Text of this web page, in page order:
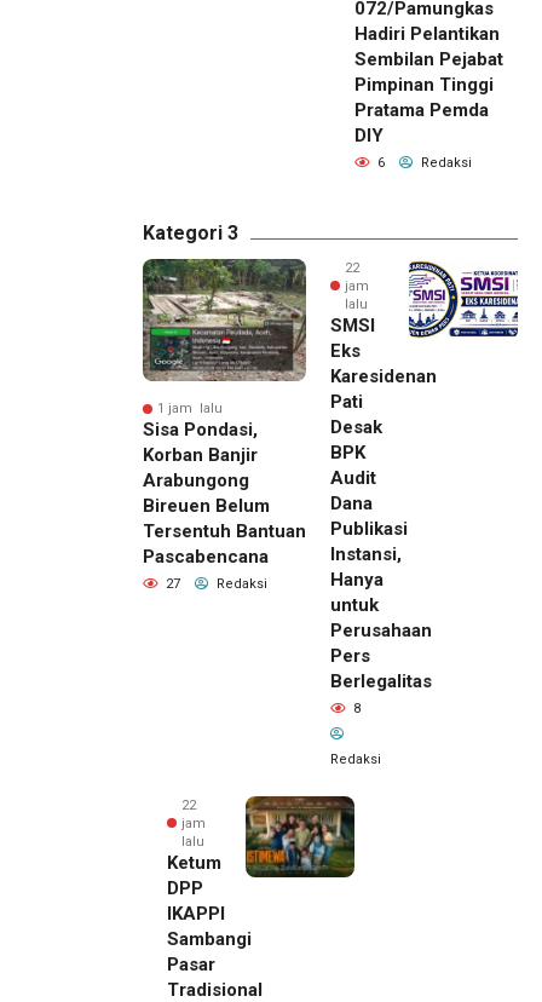
072/Pamungkas
Hadiri Pelantikan
Sembilan Pejabat
Pimpinan Tinggi
Pratama Pemda
DIY
6 Redaksi
Kategori 3
1 jam lalu
Sisa Pondasi,
Korban Banjir
Arabungong
Bireuen Belum
Tersentuh Bantuan
Pascabencana
27 Redaksi
22
jam
lalu
SMSI
Eks
Karesidenan
Pati
Desak
BPK
Audit
Dana
Publikasi
Instansi,
Hanya
untuk
Perusahaan
Pers
Berlegalitas
8
Redaksi
22
jam
lalu
Ketum
DPP
IKAPPI
Sambangi
Pasar
Tradisional